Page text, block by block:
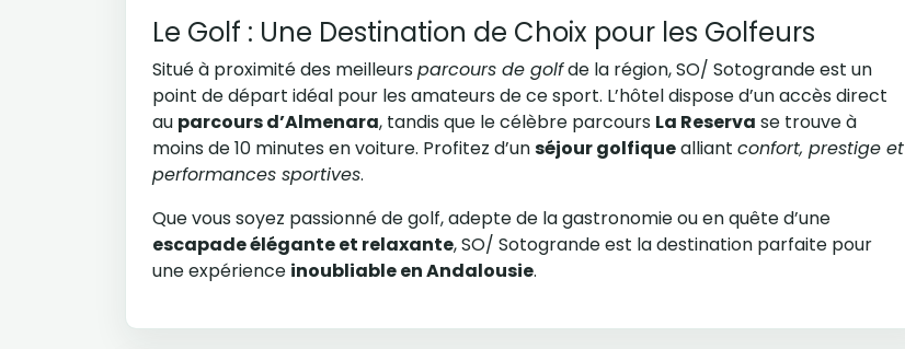
Le Golf : Une Destination de Choix pour les Golfeurs
Situé à proximité des meilleurs parcours de golfde la région, SO/ Sotogrande est un
point de départ idéal pour les amateurs de ce sport. L’hôtel dispose d’un accès direct
au parcours d’Almenara, tandis que le célèbre parcours La Reserva se trouve à
moins de 10 minutes en voiture. Profitez d’unséjour golfiquealliant confort, prestige et
performances sportives.
Que vous soyez passionné de golf, adepte de la gastronomie ou en quête d’une
escapade élégante et relaxante, SO/ Sotogrande est la destination parfaite pour
une expérience inoubliable en Andalousie.